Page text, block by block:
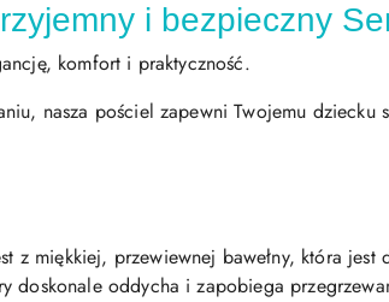
i bezpieczny
komfort i praktyczność.
nasza pościel zapewni Twojemu dziecku
z miękkiej, przewiewnej bawełny, która jest
doskonale oddycha i zapobiega